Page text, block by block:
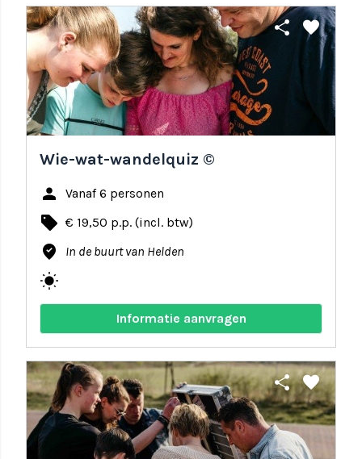
share favorite
Wie-wat-wandelquiz ©
person Vanaf 6 personen
local_offer € 19,50 p.p. (incl. btw)
where_to_vote In de buurt van Helden
wb_sunny
Informatie aanvragen
share favorite